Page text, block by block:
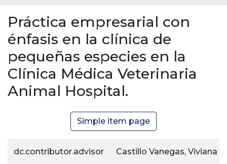
Statistics
Práctica empresarial con
énfasis en la clínica de
pequeñas especies en la
Clínica Médica Veterinaria
Animal Hospital.
Simple item page
dc.contributor.advisor Castillo Vanegas, Viviana